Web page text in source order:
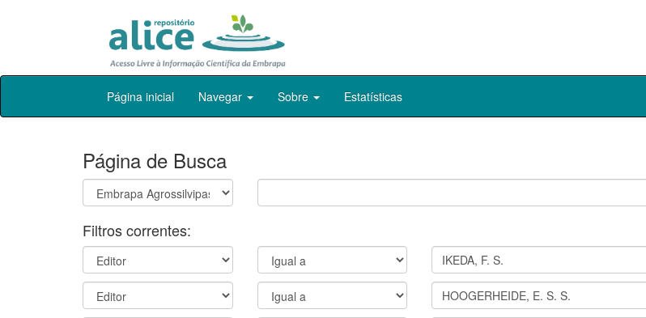
Skip
Página inicial Navegar Sobre Estatísticas
Página de Busca
Filtros correntes: